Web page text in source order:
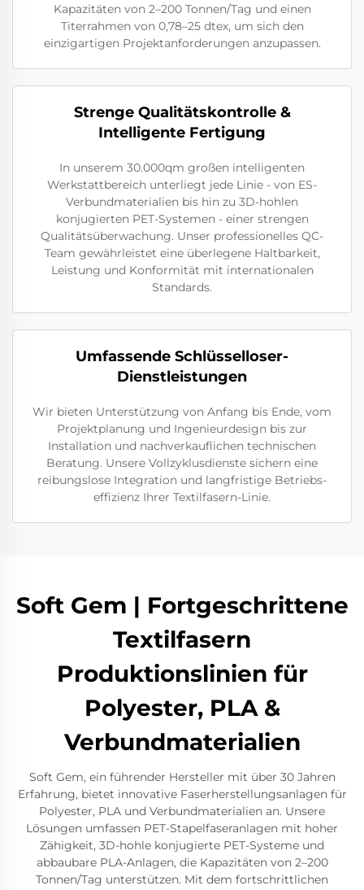
Kapazitäten von 2–200 Tonnen/Tag und einen
Titerrahmen von 0,78–25 dtex, um sich den
einzigartigen Projektanforderungen anzupassen.
Strenge Qualitätskontrolle &
Intelligente Fertigung
In unserem 30.000qm großen intelligenten
Werkstattbereich unterliegt jede Linie - von ES-
Verbundmaterialien bis hin zu 3D-hohlen
konjugierten PET-Systemen - einer strengen
Qualitätsüberwachung. Unser professionelles QC-
Team gewährleistet eine überlegene Haltbarkeit,
Leistung und Konformität mit internationalen
Standards.
Umfassende Schlüsselloser-
Dienstleistungen
Wir bieten Unterstützung von Anfang bis Ende, vom
Projektplanung und Ingenieurdesign bis zur
Installation und nachverkauflichen technischen
Beratung. Unsere Vollzyklusdienste sichern eine
reibungslose Integration und langfristige Betriebs-
effizienz Ihrer Textilfasern-Linie.
Soft Gem | Fortgeschrittene
Textilfasern
Produktionslinien für
Polyester, PLA &
Verbundmaterialien
Soft Gem, ein führender Hersteller mit über 30 Jahren
Erfahrung, bietet innovative Faserherstellungsanlagen für
Polyester, PLA und Verbundmaterialien an. Unsere
Lösungen umfassen PET-Stapelfaseranlagen mit hoher
Zähigkeit, 3D-hohle konjugierte PET-Systeme und
abbaubare PLA-Anlagen, die Kapazitäten von 2–200
Tonnen/Tag unterstützen. Mit dem fortschrittlichen